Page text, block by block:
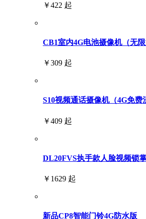
￥422 起
CB1室内4G电池摄像机（无
￥309 起
S10视频通话摄像机（4G免费
￥409 起
DL20FVS执手款人脸视频锁
￥1629 起
新品CP8智能门铃4G防水版